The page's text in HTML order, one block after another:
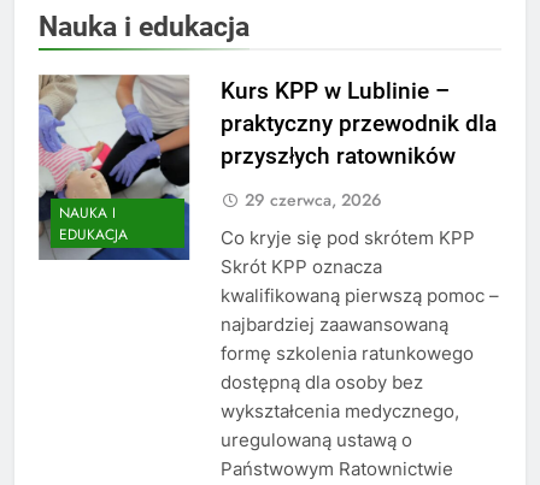
Nauka i edukacja
NAUKA I
EDUKACJA
Kurs KPP w Lublinie –
praktyczny przewodnik dla
przyszłych ratowników
29 czerwca, 2026
Co kryje się pod skrótem KPP
Skrót KPP oznacza
kwalifikowaną pierwszą pomoc –
najbardziej zaawansowaną
formę szkolenia ratunkowego
dostępną dla osoby bez
wykształcenia medycznego,
uregulowaną ustawą o
Państwowym Ratownictwie